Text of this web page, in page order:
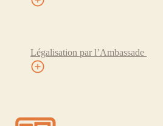
Légalisation par l’Ambassade